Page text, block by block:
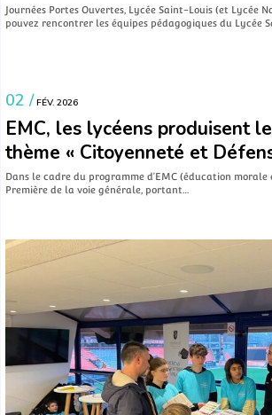
Journées Portes Ouvertes, Lycée Saint-Louis (et Lycée
pouvez rencontrer les équipes pédagogiques du Lycée
02 / FÉV. 2026
EMC, les lycéens produisent
thème « Citoyenneté et
Dans le cadre du programme d’EMC (éducation
Première de la voie générale, portant…